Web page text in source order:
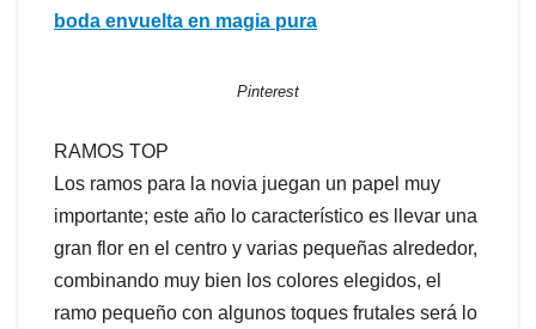
boda envuelta en magia pura
Pinterest
RAMOS TOP
Los ramos para la novia juegan un papel muy
importante; este año lo característico es llevar una
gran flor en el centro y varias pequeñas alrededor,
combinando muy bien los colores elegidos, el
ramo pequeño con algunos toques frutales será lo